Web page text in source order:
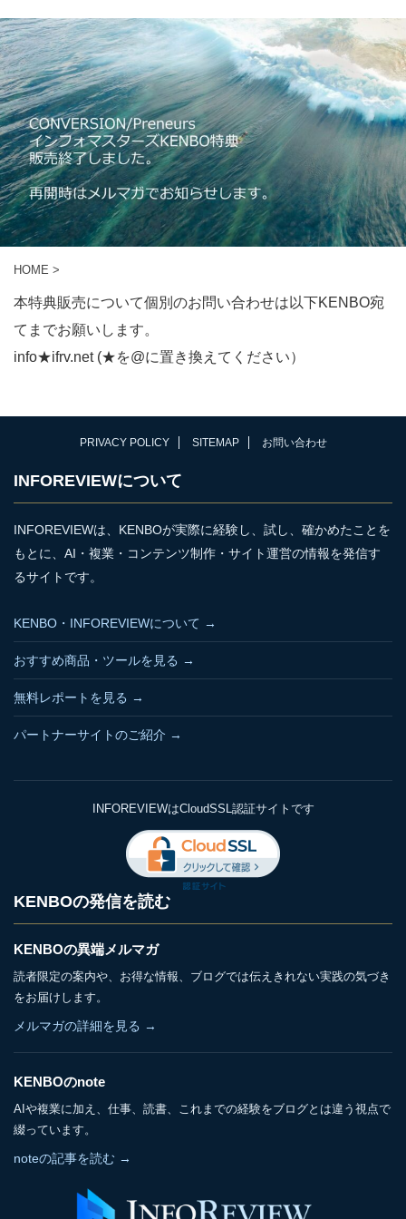
HOME >
本特典販売について個別のお問い合わせは以下KENBO宛
てまでお願いします。
info★ifrv.net (★を@に置き換えてください）
PRIVACY POLICY SITEMAP お問い合わせ
INFOREVIEWについて
INFOREVIEWは、KENBOが実際に経験し、試し、確かめたことを
もとに、AI・複業・コンテンツ制作・サイト運営の情報を発信す
るサイトです。
KENBO・INFOREVIEWについて →
おすすめ商品・ツールを見る →
無料レポートを見る →
パートナーサイトのご紹介 →
INFOREVIEWはCloudSSL認証サイトです
KENBOの発信を読む
KENBOの異端メルマガ
読者限定の案内や、お得な情報、ブログでは伝えきれない実践の気づき
をお届けします。
メルマガの詳細を見る →
KENBOのnote
AIや複業に加え、仕事、読書、これまでの経験をブログとは違う視点で
綴っています。
noteの記事を読む →